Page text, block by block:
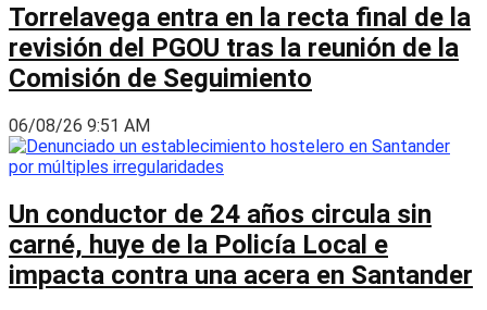
Torrelavega entra en la recta final de la
revisión del PGOU tras la reunión de la
Comisión de Seguimiento
06/08/26 9:51 AM
Un conductor de 24 años circula sin
carné, huye de la Policía Local e
impacta contra una acera en Santander